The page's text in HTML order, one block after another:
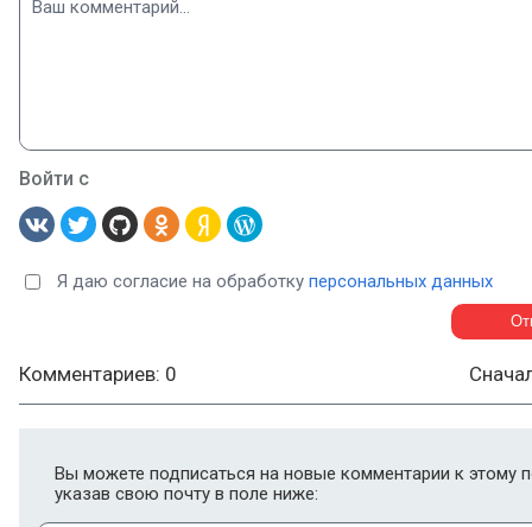
Войти с
Я даю согласие на обработку персональных данных
Комментариев: 0
Вы можете подписаться на новые комментарии к этому
указав свою почту в поле ниже: